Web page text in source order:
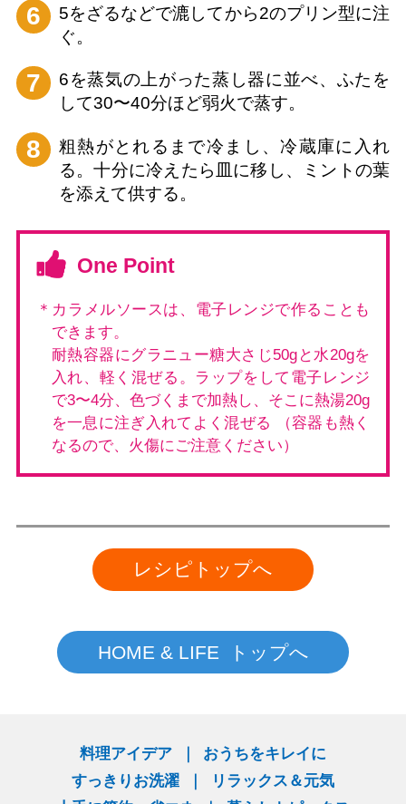
6
5をざるなどで漉してから2のプリン型に注
ぐ。
7
6を蒸気の上がった蒸し器に並べ、ふたを
して30〜40分ほど弱火で蒸す。
8
粗熱がとれるまで冷まし、冷蔵庫に入れ
る。十分に冷えたら皿に移し、ミントの葉
を添えて供する。
One Point
＊カラメルソースは、電子レンジで作ることも
できます。
耐熱容器にグラニュー糖大さじ50gと水20gを
入れ、軽く混ぜる。ラップをして電子レンジ
で3〜4分、色づくまで加熱し、そこに熱湯20g
を一息に注ぎ入れてよく混ぜる （容器も熱く
なるので、火傷にご注意ください）
レシピトップへ
HOME & LIFE トップへ
料理アイデア
おうちをキレイに
すっきりお洗濯
リラックス＆元気